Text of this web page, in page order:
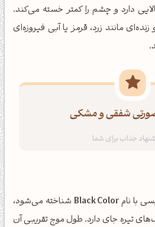
دارد و چشم را کمتر خسته می‌کند.
مانند زرد، قرمز یا آبی فیروزه‌ای
شفقی و مشکی
با نامBlack Color شناخته می‌شود،
در گروه رنگ‌های تیره جای دارد. طول موج تقریبی آن